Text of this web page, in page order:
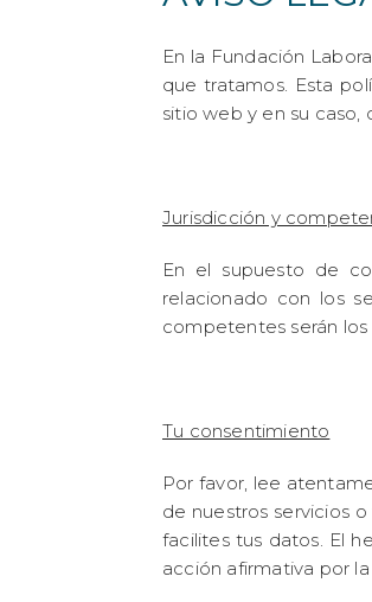
En la Fundación
que tratamos. Esta
sitio web y en su caso,
Jurisdicción y
En el supuesto de
relacionado con los
competentes serán los
Tu consentimiento
Por favor, lee
de nuestros servicios
facilites tus datos. El
acción afirmativa por